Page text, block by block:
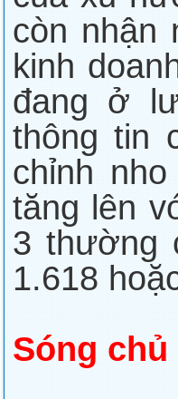
còn nhận
kinh
đang ở
thông tin
chỉnh
tăng lên
3 thường
1.618
Sóng chủ